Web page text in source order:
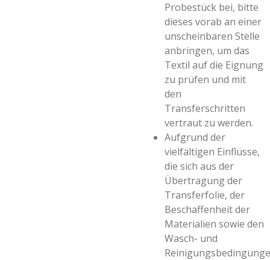
Probestück bei, bitte
dieses vorab an einer
unscheinbaren Stelle
anbringen, um das
Textil auf die Eignung
zu prüfen und mit
den
Transferschritten
vertraut zu werden.
Aufgrund der
vielfältigen Einflüsse,
die sich aus der
Übertragung der
Transferfolie, der
Beschaffenheit der
Materialien sowie den
Wasch- und